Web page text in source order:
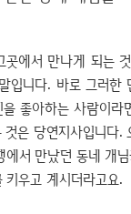
곳에서 만나게 되는
입니다. 바로 그러한
좋아하는 사람이라
은 당연지사입니다.
에서 만났던 동네 개
우고 계시더라고요.